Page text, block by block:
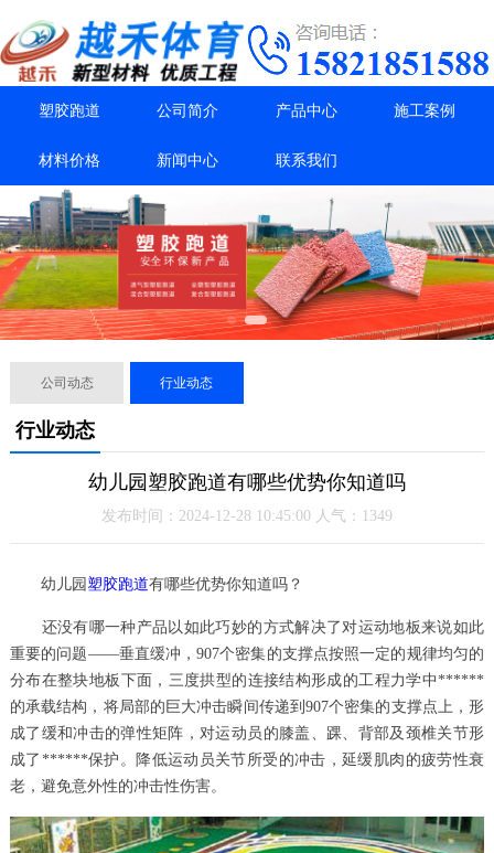
塑胶跑道 公司简介 产品中心 施工案例
材料价格 新闻中心 联系我们
公司动态 行业动态
行业动态
幼儿园塑胶跑道有哪些优势你知道吗
发布时间：2024-12-28 10:45:00 人气：1349
幼儿园 塑胶跑道有哪些优势你知道吗？
还没有哪一种产品以如此巧妙的方式解决了对运动地板来说如此
重要的问题——垂直缓冲，907个密集的支撑点按照一定的规律均匀的
分布在整块地板下面，三度拱型的连接结构形成的工程力学中******
的承载结构，将局部的巨大冲击瞬间传递到907个密集的支撑点上，形
成了缓和冲击的弹性矩阵，对运动员的膝盖、踝、背部及颈椎关节形
成了******保护。降低运动员关节所受的冲击，延缓肌肉的疲劳性衰
老，避免意外性的冲击性伤害。